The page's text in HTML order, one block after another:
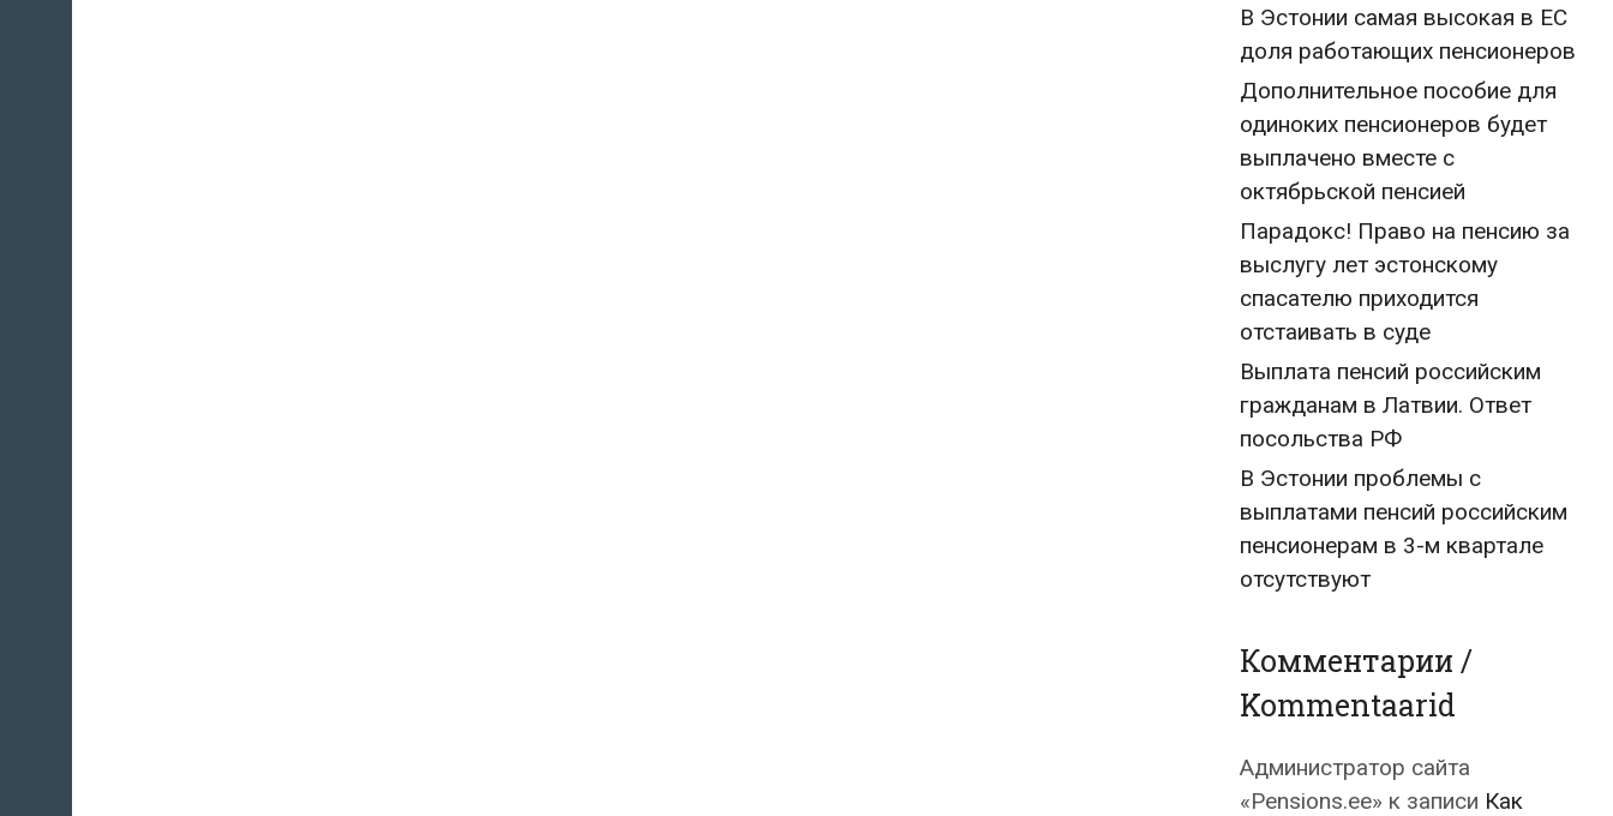
В Эстонии самая высокая в ЕС
доля работающих пенсионеров
Дополнительное пособие для
одиноких пенсионеров будет
выплачено вместе с
октябрьской пенсией
Парадокс! Право на пенсию за
выслугу лет эстонскому
спасателю приходится
отстаивать в суде
Выплата пенсий российским
гражданам в Латвии. Ответ
посольства РФ
В Эстонии проблемы с
выплатами пенсий российским
пенсионерам в 3-м квартале
отсутствуют
Комментарии /
Kommentaarid
Администратор сайта
«Pensions.ee» к записи Как